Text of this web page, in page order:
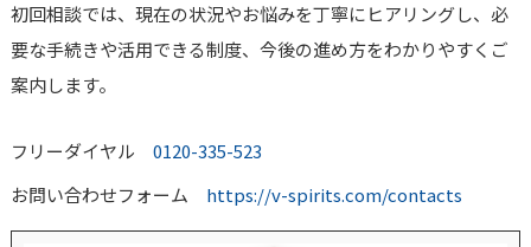
初回相談では、現在の状況やお悩みを丁寧にヒアリングし、必
要な手続きや活用できる制度、今後の進め方をわかりやすくご
案内します。
フリーダイヤル 0120-335-523
お問い合わせフォーム https://v-spirits.com/contacts